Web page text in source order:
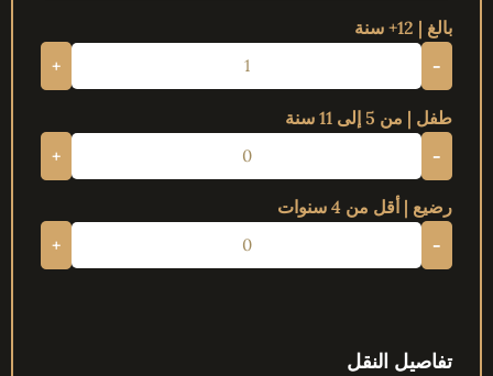
بالغ | 12+ سنة
-
+
طفل | من 5 إلى 11 سنة
-
+
رضيع | أقل من 4 سنوات
-
+
تفاصيل النقل